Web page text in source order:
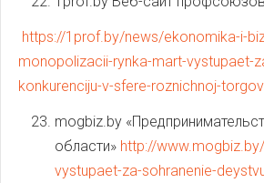
https://1prof.by/news/ekonomika-i-
monopolizacii-rynka-mart-vystupaet-
konkurenciju-v-sfere-roznichnoj-
mogbiz.by
области» http://
vystupaet-za-sohranenie-